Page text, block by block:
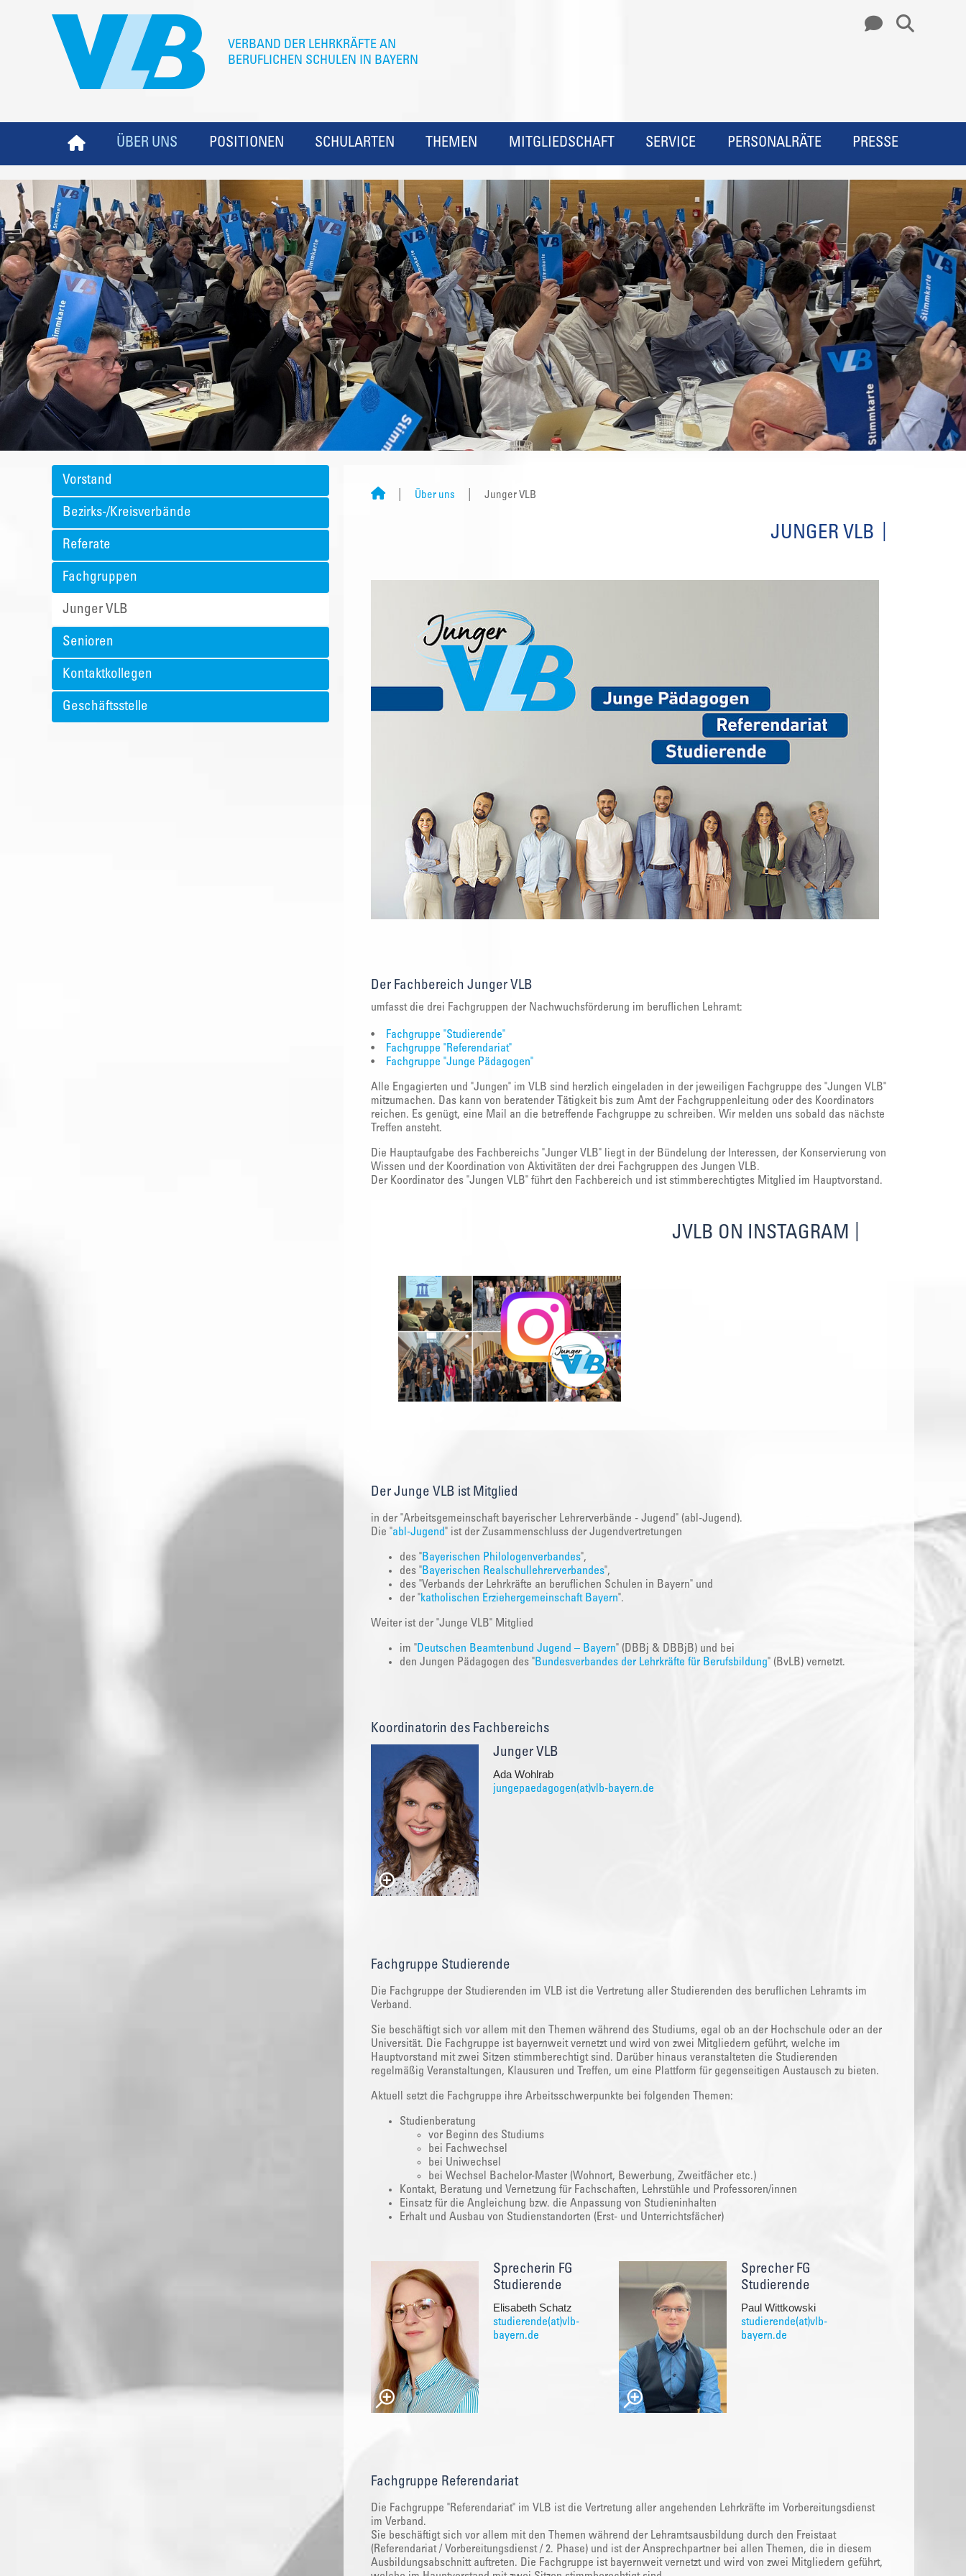
ÜBER UNS POSITIONEN SCHULARTEN THEMEN MITGLIEDSCHAFT SERVICE PERSONALRÄTE PRESSE
Vorstand
Bezirks-/Kreisverbände
Referate
Fachgruppen
Junger VLB
Senioren
Kontaktkollegen
Geschäftsstelle
Über uns Junger VLB
JUNGER VLB
Der Fachbereich Junger VLB
umfasst die drei Fachgruppen der Nachwuchsförderung im beruflichen Lehramt:
•
Fachgruppe "Studierende"
•
Fachgruppe "Referendariat"
•
Fachgruppe "Junge Pädagogen"
Alle Engagierten und "Jungen" im VLB sind herzlich eingeladen in der jeweiligen Fachgruppe des "Jungen VLB"
mitzumachen. Das kann von beratender Tätigkeit bis zum Amt der Fachgruppenleitung oder des Koordinators
reichen. Es genügt, eine Mail an die betreffende Fachgruppe zu schreiben. Wir melden uns sobald das nächste
Treffen ansteht.
Die Hauptaufgabe des Fachbereichs "Junger VLB" liegt in der Bündelung der Interessen, der Konservierung von
Wissen und der Koordination von Aktivitäten der drei Fachgruppen des Jungen VLB.
Der Koordinator des "Jungen VLB" führt den Fachbereich und ist stimmberechtigtes Mitglied im Hauptvorstand.
JVLB ON INSTAGRAM
Der Junge VLB ist Mitglied
in der "Arbeitsgemeinschaft bayerischer Lehrerverbände - Jugend" (abl-Jugend).
Die "abl-Jugend" ist der Zusammenschluss der Jugendvertretungen
des "Bayerischen Philologenverbandes",
des "Bayerischen Realschullehrerverbandes",
des "Verbands der Lehrkräfte an beruflichen Schulen in Bayern" und
der "katholischen Erziehergemeinschaft Bayern".
Weiter ist der "Junge VLB" Mitglied
im "Deutschen Beamtenbund Jugend – Bayern" (DBBj & DBBjB) und bei
den Jungen Pädagogen des "Bundesverbandes der Lehrkräfte für Berufsbildung" (BvLB) vernetzt.
Koordinatorin des Fachbereichs
Junger VLB
Ada Wohlrab
jungepaedagogen(at)vlb-bayern.de
Fachgruppe Studierende
‌Die Fachgruppe der Studierenden im VLB ist die Vertretung aller Studierenden des beruflichen Lehramts im
Verband.
Sie beschäftigt sich vor allem mit den Themen während des Studiums, egal ob an der Hochschule oder an der
Universität. Die Fachgruppe ist bayernweit vernetzt und wird von zwei Mitgliedern geführt, welche im
Hauptvorstand mit zwei Sitzen stimmberechtigt sind. Darüber hinaus veranstalteten die Studierenden
regelmäßig Veranstaltungen, Klausuren und Treffen, um eine Plattform für gegenseitigen Austausch zu bieten.
Aktuell setzt die Fachgruppe ihre Arbeitsschwerpunkte bei folgenden Themen:
Studienberatung
vor Beginn des Studiums
bei Fachwechsel
bei Uniwechsel
bei Wechsel Bachelor-Master (Wohnort, Bewerbung, Zweitfächer etc.)
Kontakt, Beratung und Vernetzung für Fachschaften, Lehrstühle und Professoren/innen
Einsatz für die Angleichung bzw. die Anpassung von Studieninhalten
Erhalt und Ausbau von Studienstandorten (Erst- und Unterrichtsfächer)
Sprecherin FG
Studierende
Elisabeth Schatz
studierende(at)vlb-
bayern.de
Sprecher FG
Studierende
Paul Wittkowski
studierende(at)vlb-
bayern.de
Fachgruppe Referendariat
Die Fachgruppe "Referendariat" im VLB ist die Vertretung aller angehenden Lehrkräfte im Vorbereitungsdienst
im Verband.
Sie beschäftigt sich vor allem mit den Themen während der Lehramtsausbildung durch den Freistaat
(Referendariat / Vorbereitungsdienst / 2. Phase) und ist der Ansprechpartner bei allen Themen, die in diesem
Ausbildungsabschnitt auftreten. Die Fachgruppe ist bayernweit vernetzt und wird von zwei Mitgliedern geführt,